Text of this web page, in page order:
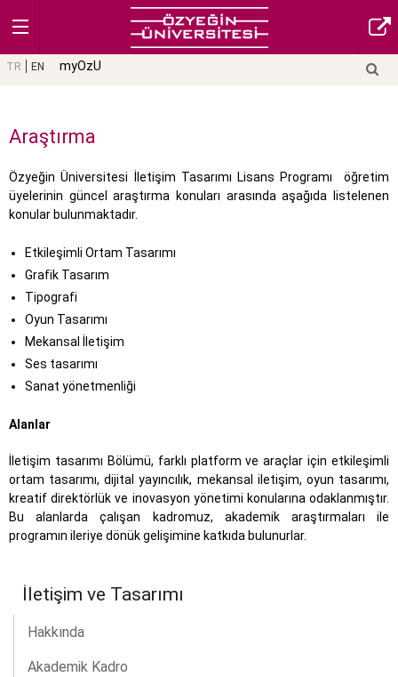
TR EN myOzU
Araştırma
Özyeğin Üniversitesi İletişim Tasarımı Lisans Programı öğretim
üyelerinin güncel araştırma konuları arasında aşağıda listelenen
konular bulunmaktadır.
Etkileşimli Ortam Tasarımı
Grafik Tasarım
Tipografi
Oyun Tasarımı
Mekansal İletişim
Ses tasarımı
Sanat yönetmenliği
Alanlar
İletişim tasarımı Bölümü, farklı platform ve araçlar için etkileşimli
ortam tasarımı, dijital yayıncılık, mekansal iletişim, oyun tasarımı,
kreatif direktörlük ve inovasyon yönetimi konularına odaklanmıştır.
Bu alanlarda çalışan kadromuz, akademik araştırmaları ile
programın ileriye dönük gelişimine katkıda bulunurlar.
İletişim ve Tasarımı
Hakkında
Akademik Kadro